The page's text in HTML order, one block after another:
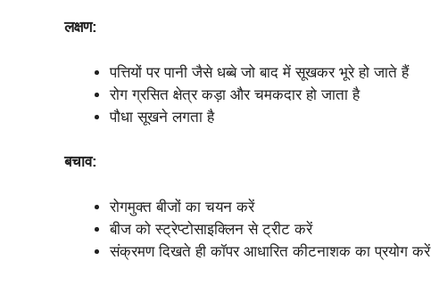
लक्षण:
पत्तियों पर पानी जैसे धब्बे जो बाद में सूखकर भूरे हो जाते हैं
रोग ग्रसित क्षेत्र कड़ा और चमकदार हो जाता है
पौधा सूखने लगता है
बचाव:
रोगमुक्त बीजों का चयन करें
बीज को स्ट्रेप्टोसाइक्लिन से ट्रीट करें
संक्रमण दिखते ही कॉपर आधारित कीटनाशक का प्रयोग करें